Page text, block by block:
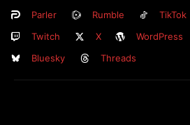
Parler
Rumble TikTok
Twitch
X WordPress
Bluesky
Threads